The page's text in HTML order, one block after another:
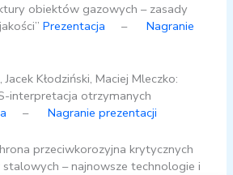
obiektów gazowych – zasady
Prezentacja –Nagranie
Kłodziński, Maciej Mleczko:
interpretacja otrzymanych
–Nagranie prezentacji
przeciwkorozyjna krytycznych
– najnowsze technologie i